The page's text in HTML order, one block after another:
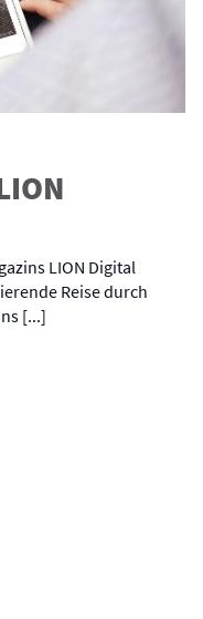
LION Digital
Reise durch
[...]